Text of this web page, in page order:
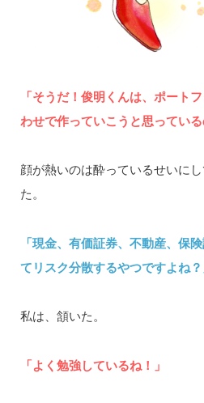
「そうだ！俊明くんは、ポート
わせで作っていこうと思っている
顔が熱いのは酔っているせいに
た。
「現金、有価証券、不動産、保
てリスク分散するやつですよね？
私は、頷いた。
「よく勉強しているね！」